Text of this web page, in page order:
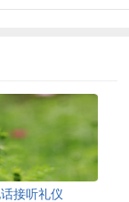
接听礼仪